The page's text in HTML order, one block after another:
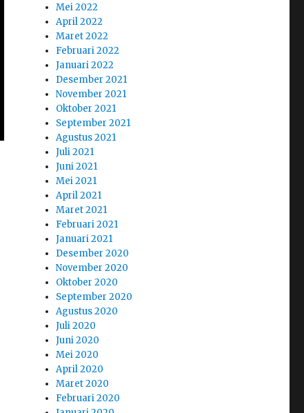
Mei 2022
April 2022
Maret 2022
Februari 2022
Januari 2022
Desember 2021
November 2021
Oktober 2021
September 2021
Agustus 2021
Juli 2021
Juni 2021
Mei 2021
April 2021
Maret 2021
Februari 2021
Januari 2021
Desember 2020
November 2020
Oktober 2020
September 2020
Agustus 2020
Juli 2020
Juni 2020
Mei 2020
April 2020
Maret 2020
Februari 2020